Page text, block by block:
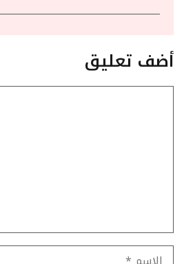
أضف تعليق
الاسم